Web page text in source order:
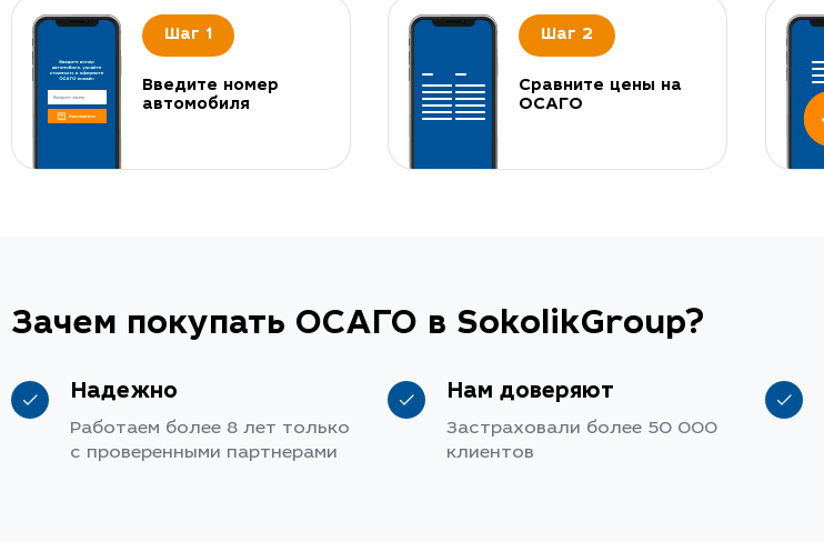
Шаг 1
Введите номер
автомобиля
Шаг 2
Сравните цены на
ОСАГО
Зачем покупать ОСАГО в SokolikGroup?
Надежно
Работаем более 8 лет только
с проверенными партнерами
Нам доверяют
Застраховали более 50 000
клиентов